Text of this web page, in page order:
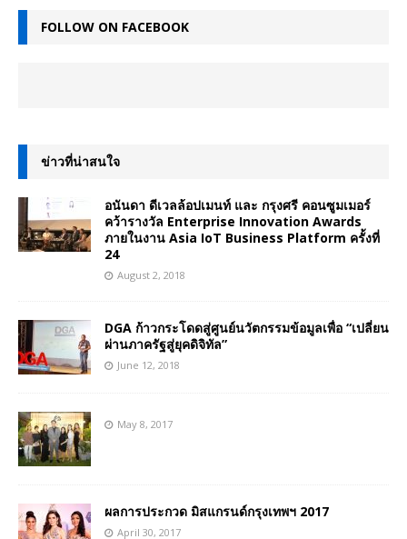
FOLLOW ON FACEBOOK
ข่าวที่น่าสนใจ
อนันดา ดีเวลล้อปเมนท์ และ กรุงศรี คอนซูมเมอร์
คว้ารางวัล Enterprise Innovation Awards
ภายในงาน Asia IoT Business Platform ครั้งที่
24
August 2, 2018
DGA ก้าวกระโดดสู่ศูนย์นวัตกรรมข้อมูลเพื่อ “เปลี่ยน
ผ่านภาครัฐสู่ยุคดิจิทัล”
June 12, 2018
May 8, 2017
ผลการประกวด มิสแกรนด์กรุงเทพฯ 2017
April 30, 2017